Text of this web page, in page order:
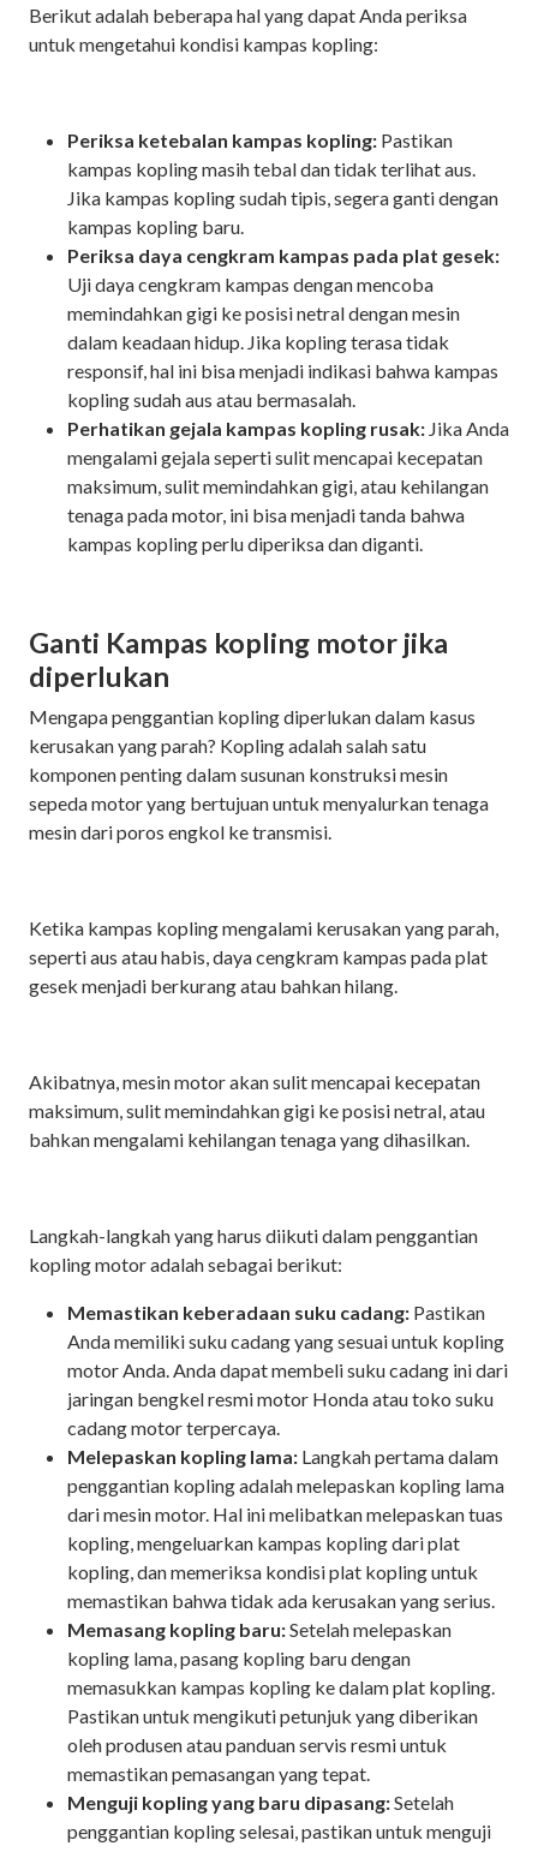
Berikut adalah beberapa hal yang dapat Anda periksa
untuk mengetahui kondisi kampas kopling:
Periksa ketebalan kampas kopling: Pastikan
kampas kopling masih tebal dan tidak terlihat aus.
Jika kampas kopling sudah tipis, segera ganti dengan
kampas kopling baru.
Periksa daya cengkram kampas pada plat gesek:
Uji daya cengkram kampas dengan mencoba
memindahkan gigi ke posisi netral dengan mesin
dalam keadaan hidup. Jika kopling terasa tidak
responsif, hal ini bisa menjadi indikasi bahwa kampas
kopling sudah aus atau bermasalah.
Perhatikan gejala kampas kopling rusak: Jika Anda
mengalami gejala seperti sulit mencapai kecepatan
maksimum, sulit memindahkan gigi, atau kehilangan
tenaga pada motor, ini bisa menjadi tanda bahwa
kampas kopling perlu diperiksa dan diganti.
Ganti Kampas kopling motor jika
diperlukan
Mengapa penggantian kopling diperlukan dalam kasus
kerusakan yang parah? Kopling adalah salah satu
komponen penting dalam susunan konstruksi mesin
sepeda motor yang bertujuan untuk menyalurkan tenaga
mesin dari poros engkol ke transmisi.
Ketika kampas kopling mengalami kerusakan yang parah,
seperti aus atau habis, daya cengkram kampas pada plat
gesek menjadi berkurang atau bahkan hilang.
Akibatnya, mesin motor akan sulit mencapai kecepatan
maksimum, sulit memindahkan gigi ke posisi netral, atau
bahkan mengalami kehilangan tenaga yang dihasilkan.
Langkah-langkah yang harus diikuti dalam penggantian
kopling motor adalah sebagai berikut:
Memastikan keberadaan suku cadang: Pastikan
Anda memiliki suku cadang yang sesuai untuk kopling
motor Anda. Anda dapat membeli suku cadang ini dari
jaringan bengkel resmi motor Honda atau toko suku
cadang motor terpercaya.
Melepaskan kopling lama: Langkah pertama dalam
penggantian kopling adalah melepaskan kopling lama
dari mesin motor. Hal ini melibatkan melepaskan tuas
kopling, mengeluarkan kampas kopling dari plat
kopling, dan memeriksa kondisi plat kopling untuk
memastikan bahwa tidak ada kerusakan yang serius.
Memasang kopling baru:Setelah melepaskan
kopling lama, pasang kopling baru dengan
memasukkan kampas kopling ke dalam plat kopling.
Pastikan untuk mengikuti petunjuk yang diberikan
oleh produsen atau panduan servis resmi untuk
memastikan pemasangan yang tepat.
Menguji kopling yang baru dipasang:Setelah
penggantian kopling selesai, pastikan untuk menguji